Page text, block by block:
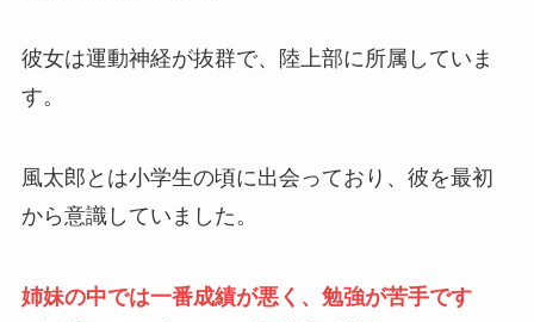
彼女は運動神経が抜群で、陸上部に所属していま
す。
風太郎とは小学生の頃に出会っており、彼を最初
から意識していました。
姉妹の中では一番成績が悪く、勉強が苦手です